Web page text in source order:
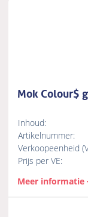
Mok Colour$
Inhoud:
Artikelnummer:
Verkoopeenheid
Prijs per VE:
Meer informatie